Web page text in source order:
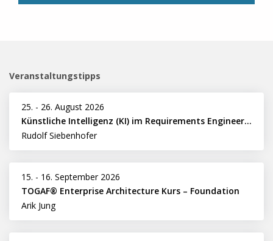
Veranstaltungstipps
25. - 26. August 2026
Künstliche Intelligenz (KI) im Requirements Engineering erfolgreich einsetzen
Rudolf Siebenhofer
15. - 16. September 2026
TOGAF® Enterprise Architecture Kurs – Foundation
Arik Jung